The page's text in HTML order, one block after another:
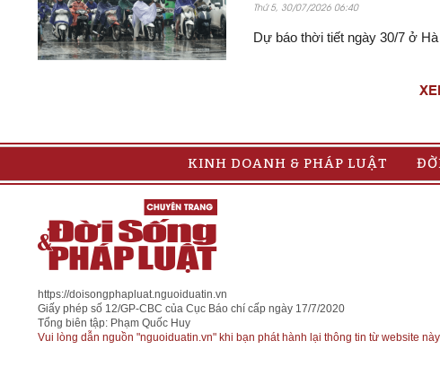
Thứ 5, 30/07/2026 06:40
Dự báo thời tiết ngày 30/7 ở
KINH DOANH & PHÁP LUẬT
https://doisongphapluat.nguoiduatin.vn
Giấy phép số 12/GP-CBC của Cục Báo chí cấp ngày 17/7/2020
Tổng biên tập: Phạm Quốc Huy
Vui lòng dẫn nguồn "nguoiduatin.vn" khi bạn phát hành lại thông tin từ website